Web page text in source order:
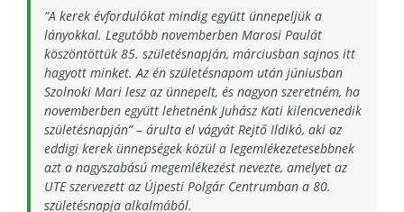
“A kerek évfordulókat mindig együtt ünnepeljük a
lányokkal. Legutóbb novemberben Marosi Paulát
köszöntöttük 85. születésnapján, márciusban sajnos itt
hagyott minket. Az én születésnapom után júniusban
Szolnoki Mari lesz az ünnepelt, és nagyon szeretném, ha
novemberben együtt lehetnénk Juhász Kati kilencvenedik
születésnapján” – árulta el vágyát Rejtő Ildikó, aki az
eddigi kerek ünnepségek közül a legemlékezetesebbnek
azt a nagyszabású megemlékezést nevezte, amelyet az
UTE szervezett az Újpesti Polgár Centrumban a 80.
születésnapja alkalmából.